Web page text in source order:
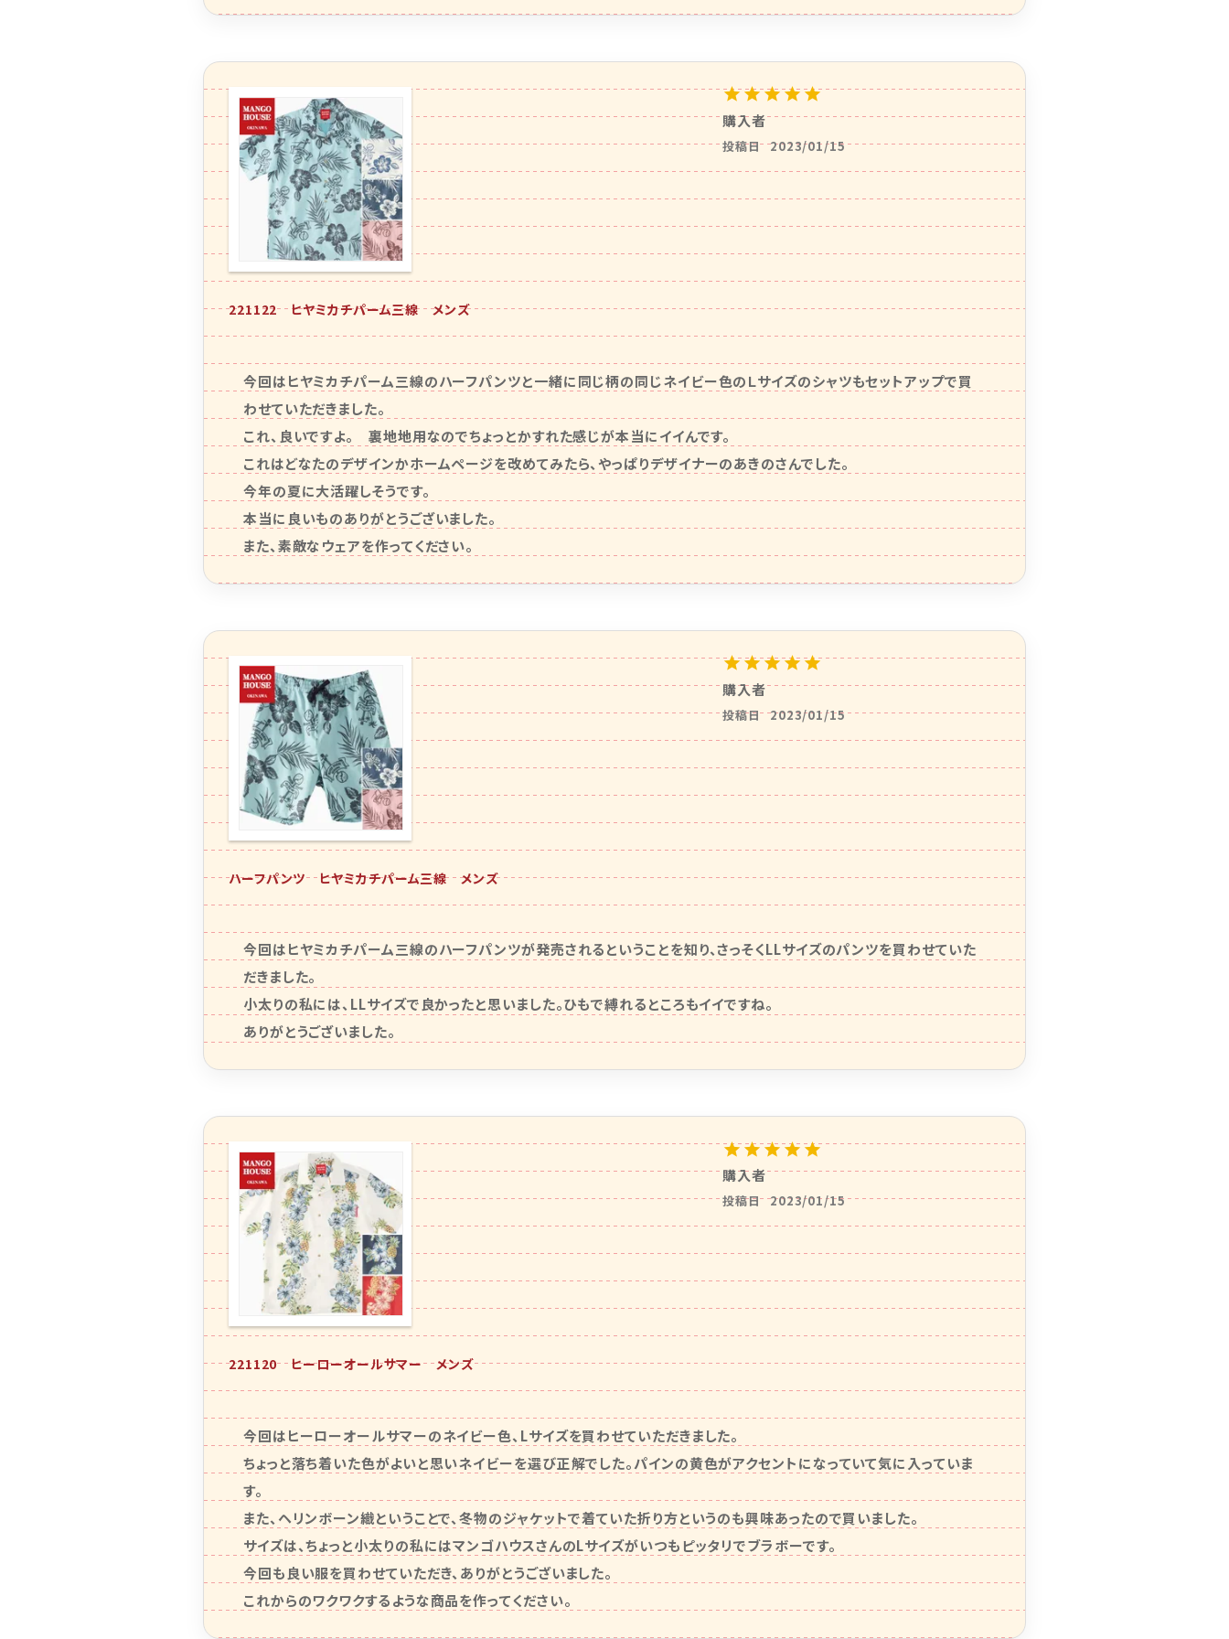
221122 ヒヤミカチパーム三線 メンズ
購入者
投稿日 2023/01/15
今回はヒヤミカチパーム三線のハーフパンツと一緒に同じ柄の同じネイビー色のＬサイズのシャツもセットアップで買
わせていただきました。
これ、良いですよ。　裏地地用なのでちょっとかすれた感じが本当にイイんです。
これはどなたのデザインかホームページを改めてみたら、やっぱりデザイナーのあきのさんでした。
今年の夏に大活躍しそうです。
本当に良いものありがとうございました。
また、素敵なウェアを作ってください。
ハーフパンツ ヒヤミカチパーム三線 メンズ
購入者
投稿日 2023/01/15
今回はヒヤミカチパーム三線のハーフパンツが発売されるということを知り、さっそくLLサイズのパンツを買わせていた
だきました。
小太りの私には、LLサイズで良かったと思いました。ひもで縛れるところもイイですね。
ありがとうございました。
221120 ヒーローオールサマー メンズ
購入者
投稿日 2023/01/15
今回はヒーローオールサマーのネイビー色、Lサイズを買わせていただきました。
ちょっと落ち着いた色がよいと思いネイビーを選び正解でした。パインの黄色がアクセントになっていて気に入っていま
す。
また、ヘリンボーン織ということで、冬物のジャケットで着ていた折り方というのも興味あったので買いました。
サイズは、ちょっと小太りの私にはマンゴハウスさんのLサイズがいつもピッタリでブラボーです。
今回も良い服を買わせていただき、ありがとうございました。
これからのワクワクするような商品を作ってください。